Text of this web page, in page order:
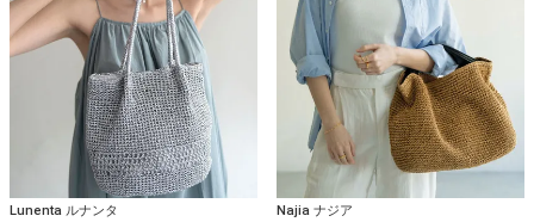
Lunenta ルナンタ Najia ナジア